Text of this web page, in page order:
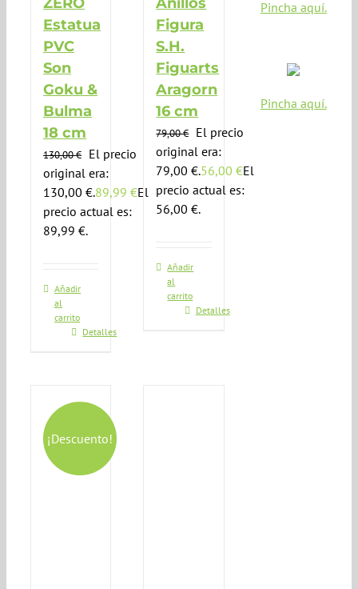
Estatua
PVC
Son
Goku &
Bulma
18 cm
130,00€ El precio
original era:
130,00 €.89,99 €El
precio actual es:
89,99 €.
Añadir
al
carrito
Detalles
Figura
S.H.
Figuarts
Aragorn
16 cm
79,00€ El precio
original era:
79,00 €.56,00€El
precio actual es:
56,00 €.
Añadir
al
carrito
Detalles
¡Descuento!
Pincha aquí.
Pincha aquí.